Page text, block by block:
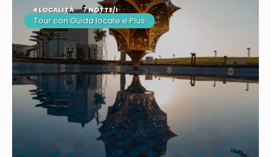
4 LOCALITÀ 7 NOTTE/I
Tour con Guida locale e Plus